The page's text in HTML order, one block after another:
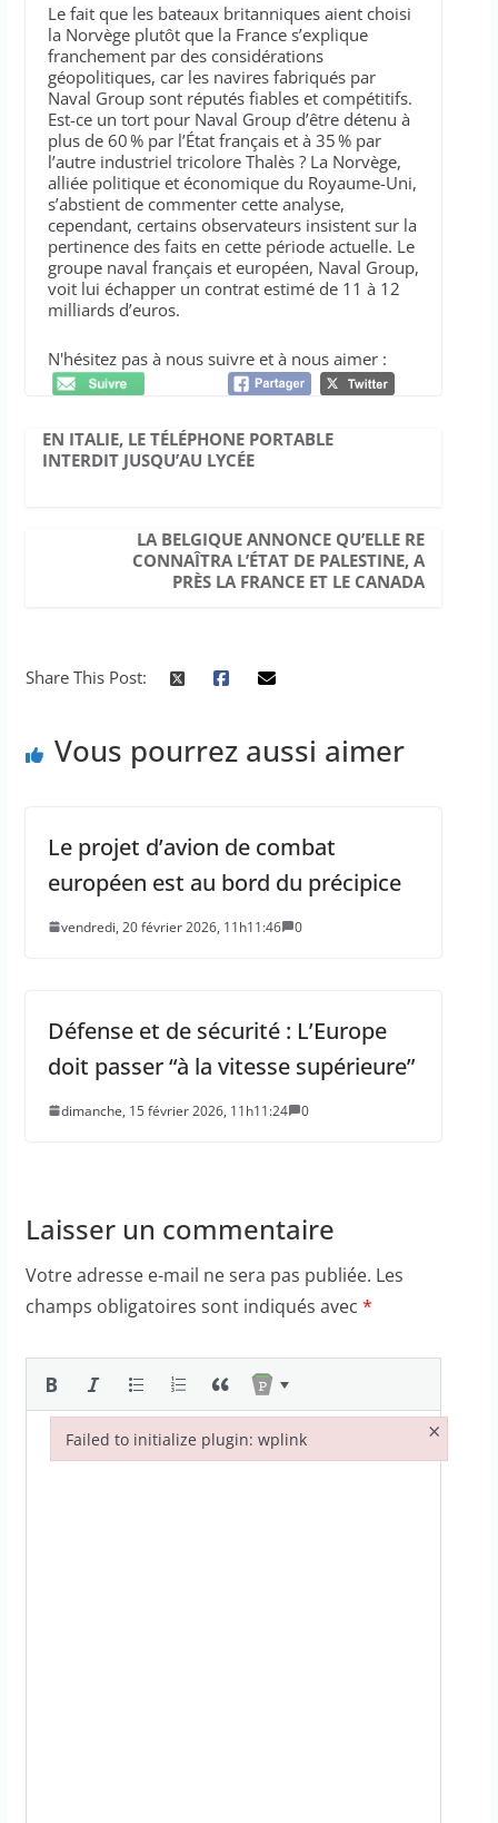
Le fait que les bateaux britanniques aient choisi
la Norvège plutôt que la France s’explique
franchement par des considérations
géopolitiques, car les navires fabriqués par
Naval Group sont réputés fiables et compétitifs.
Est-ce un tort pour Naval Group d’être détenu à
plus de 60 % par l’État français et à 35 % par
l’autre industriel tricolore Thalès ? La Norvège,
alliée politique et économique du Royaume-Uni,
s’abstient de commenter cette analyse,
cependant, certains observateurs insistent sur la
pertinence des faits en cette période actuelle. Le
groupe naval français et européen, Naval Group,
voit lui échapper un contrat estimé de 11 à 12
milliards d’euros.
N'hésitez pas à nous suivre et à nous aimer :
EN ITALIE, LE TÉLÉPHONE PORTABLE
INTERDIT JUSQU’AU LYCÉE
LA BELGIQUE ANNONCE QU’ELLE RE
CONNAÎTRA L’ÉTAT DE PALESTINE, A
PRÈS LA FRANCE ET LE CANADA
Share This Post:
Vous pourrez aussi aimer
Le projet d’avion de combat
européen est au bord du précipice
vendredi, 20 février 2026, 11h11:46 0
Défense et de sécurité : L’Europe
doit passer “à la vitesse supérieure”
dimanche, 15 février 2026, 11h11:24 0
Laisser un commentaire
Votre adresse e-mail ne sera pas publiée. Les
champs obligatoires sont indiqués avec *
Failed to initialize plugin: wplink ×
Failed to initialize plugin: wplink